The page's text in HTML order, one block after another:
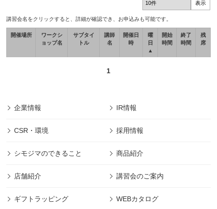
講習会名をクリックすると、詳細が確認でき、お申込みも可能です。
開催場所
ワークシ
ョップ名
サブタイ
トル
講師
名
開催日
時
曜
日
▲
開始
時間
終了
時間
残
席
1
企業情報 IR情報
CSR・環境 採用情報
シモジマのできること 商品紹介
店舗紹介 講習会のご案内
ギフトラッピング WEBカタログ